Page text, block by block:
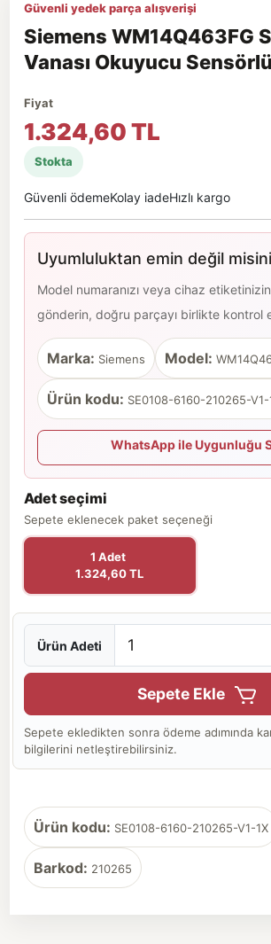
Güvenli yedek parça alışverişi
Siemens WM14Q463FG
Vanası Okuyucu
Fiyat
1.324,60 TL
Stokta
Güvenli ödemeKolay iadeHızlı kargo
Uyumluluktan emin değil
Model numaranızı veya cihaz
gönderin, doğru parçayı birlikte kontrol
Marka: Siemens Model:
Ürün kodu: SE0108-6160-210265-V1-
WhatsApp ile Uygunluğu
Adet seçimi
Sepete eklenecek paket seçeneği
1 Adet
1.324,60 TL
Ürün Adeti
Sepete Ekle
Sepete ekledikten sonra ödeme adımında
bilgilerini netleştirebilirsiniz.
Ürün kodu: SE0108-6160-210265-V1-1X
Barkod: 210265